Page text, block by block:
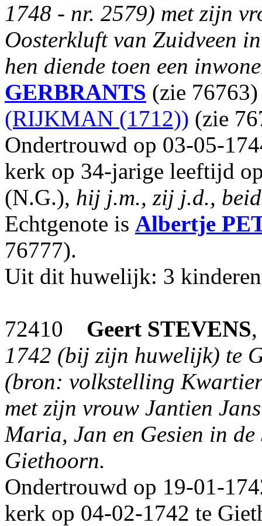
1748 - nr. 2579) met zijn
Oosterkluft van Zuidveen
hen diende toen een
GERBRANTS (zie
(RIJKMAN (1712)) (zie
Ondertrouwd op 03-05-
kerk op 34-jarige leeftijd
(N.G.), hij j.m., zij j.d.,
Echtgenote is Albertje
76777).
Uit dit huwelijk: 3
72410 Geert STEVENS
1742 (bij zijn huwelijk) te
(bron: volkstelling
met zijn vrouw Jantien
Maria, Jan en Gesien in
Giethoorn.
Ondertrouwd op 19-01-
kerk op 04-02-1742 te